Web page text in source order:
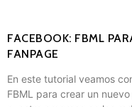
FACEBOOK: FBML
FANPAGE
En este tutorial veamos
FBML para crear un